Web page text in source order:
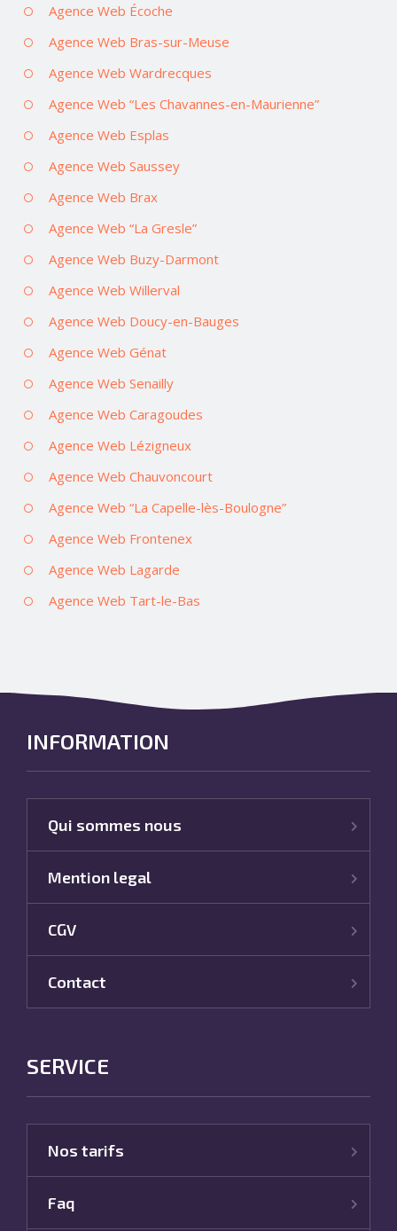
Agence Web Écoche
Agence Web Bras-sur-Meuse
Agence Web Wardrecques
Agence Web “Les Chavannes-en-Maurienne”
Agence Web Esplas
Agence Web Saussey
Agence Web Brax
Agence Web “La Gresle”
Agence Web Buzy-Darmont
Agence Web Willerval
Agence Web Doucy-en-Bauges
Agence Web Génat
Agence Web Senailly
Agence Web Caragoudes
Agence Web Lézigneux
Agence Web Chauvoncourt
Agence Web “La Capelle-lès-Boulogne”
Agence Web Frontenex
Agence Web Lagarde
Agence Web Tart-le-Bas
INFORMATION
Qui sommes nous
Mention legal
CGV
Contact
SERVICE
Nos tarifs
Faq